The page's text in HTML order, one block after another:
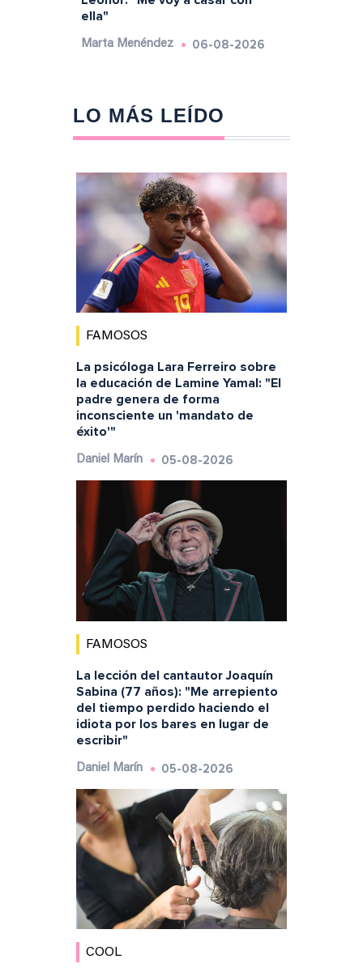
ella"
Marta Menéndez 06-08-2026
LO MÁS LEÍDO
FAMOSOS
La psicóloga Lara Ferreiro sobre
la educación de Lamine Yamal: "El
padre genera de forma
inconsciente un 'mandato de
éxito'"
Daniel Marín 05-08-2026
FAMOSOS
La lección del cantautor Joaquín
Sabina (77 años): "Me arrepiento
del tiempo perdido haciendo el
idiota por los bares en lugar de
escribir"
Daniel Marín 05-08-2026
COOL